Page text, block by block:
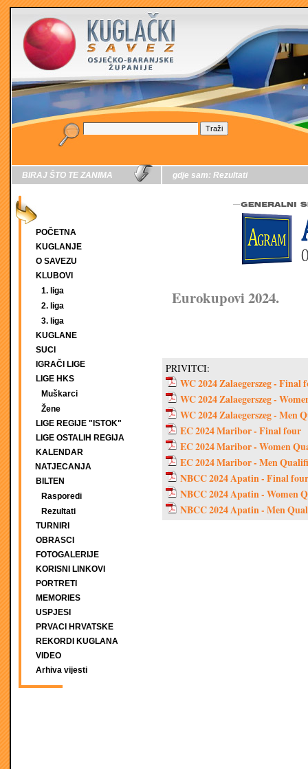
BIRAJ ŠTO TE ZANIMA
POČETNA
KUGLANJE
O SAVEZU
KLUBOVI
1. liga
2. liga
3. liga
KUGLANE
SUCI
IGRAČI LIGE
LIGE HKS
Muškarci
Žene
LIGE REGIJE "ISTOK"
LIGE OSTALIH REGIJA
KALENDAR
NATJECANJA
BILTEN
Rasporedi
Rezultati
TURNIRI
OBRASCI
FOTOGALERIJE
KORISNI LINKOVI
PORTRETI
MEMORIES
USPJESI
PRVACI HRVATSKE
REKORDI KUGLANA
VIDEO
Arhiva vijesti
gdje sam: Rezultati
Eurokupovi 2024.
PRIVITCI:
WC 2024 Zalaegerszeg - Final
WC 2024 Zalaegerszeg -
WC 2024 Zalaegerszeg - Men
EC 2024 Maribor - Final four
EC 2024 Maribor - Women
EC 2024 Maribor - Men
NBCC 2024 Apatin - Final four
NBCC 2024 Apatin - Women
NBCC 2024 Apatin - Men